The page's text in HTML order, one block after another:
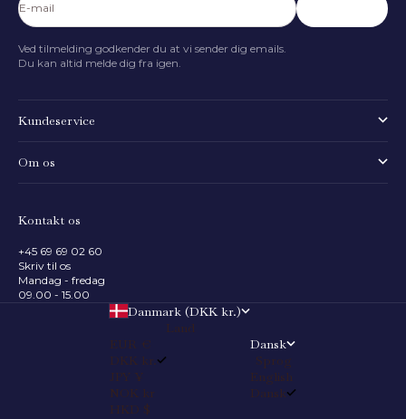
E-mail
Ved tilmelding godkender du at vi sender dig emails.
Du kan altid melde dig fra igen.
Kundeservice
Om os
Kontakt os
+45 69 69 02 60
Skriv til os
Mandag - fredag
09.00 - 15.00
Danmark (DKK kr.)
Land
EUR €
DKK kr.
JPY ¥
NOK kr
HKD $
Dansk
Sprog
English
Dansk